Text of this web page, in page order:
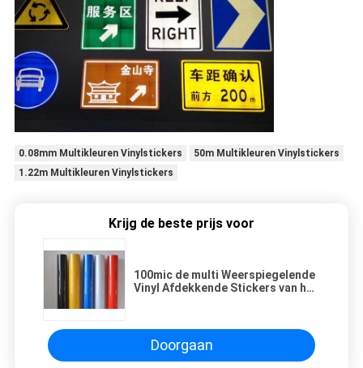
0.08mm Multikleuren Vinylstickers
50m Multikleuren Vinylstickers
1.22m Multikleuren Vinylstickers
Krijg de beste prijs voor
100mic de multi Weerspiegelende
Vinyl Afdekkende Stickers van het
Doorgaan